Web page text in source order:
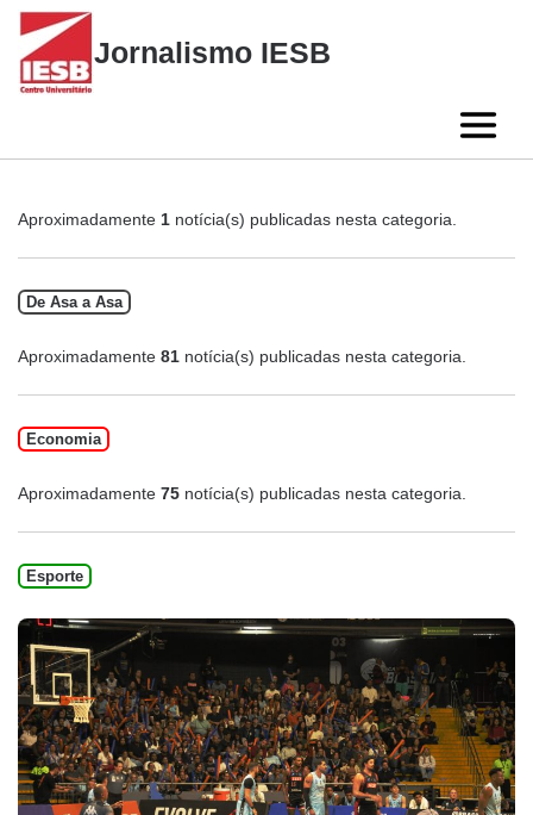
Skip
content
Jornalismo IESB
Aproximadamente 1 notícia(s) publicadas nesta categoria.
De Asa a Asa
Aproximadamente 81 notícia(s) publicadas nesta categoria.
Economia
Aproximadamente 75 notícia(s) publicadas nesta categoria.
Esporte